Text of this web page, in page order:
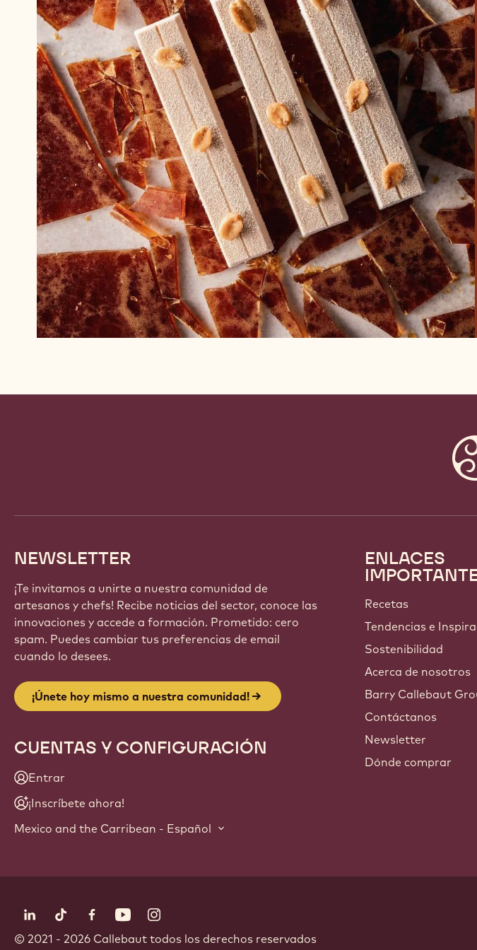
NEWSLETTER
¡Te invitamos a unirte a nuestra comunidad de
artesanos y chefs! Recibe noticias del sector, conoce las
innovaciones y accede a formación. Prometido: cero
spam. Puedes cambiar tus preferencias de email
cuando lo desees.
¡Únete hoy mismo a nuestra comunidad!
CUENTAS Y CONFIGURACIÓN
Entrar
¡Inscríbete ahora!
Mexico and the Carribean - Español
Footer
Callebaut
ENLACES
Recetas
Tendencias e
Sostenibilidad
Acerca de nosotros
Barry Callebaut
Contáctanos
Newsletter
Dónde comprar
Síguenos
LinkedIn Opens in a new window.
TikTok Opens in a new window.
Facebook Opens in a new window.
YouTubeInstagram
© 2021 - 2026 Callebaut todos los derechos reservados